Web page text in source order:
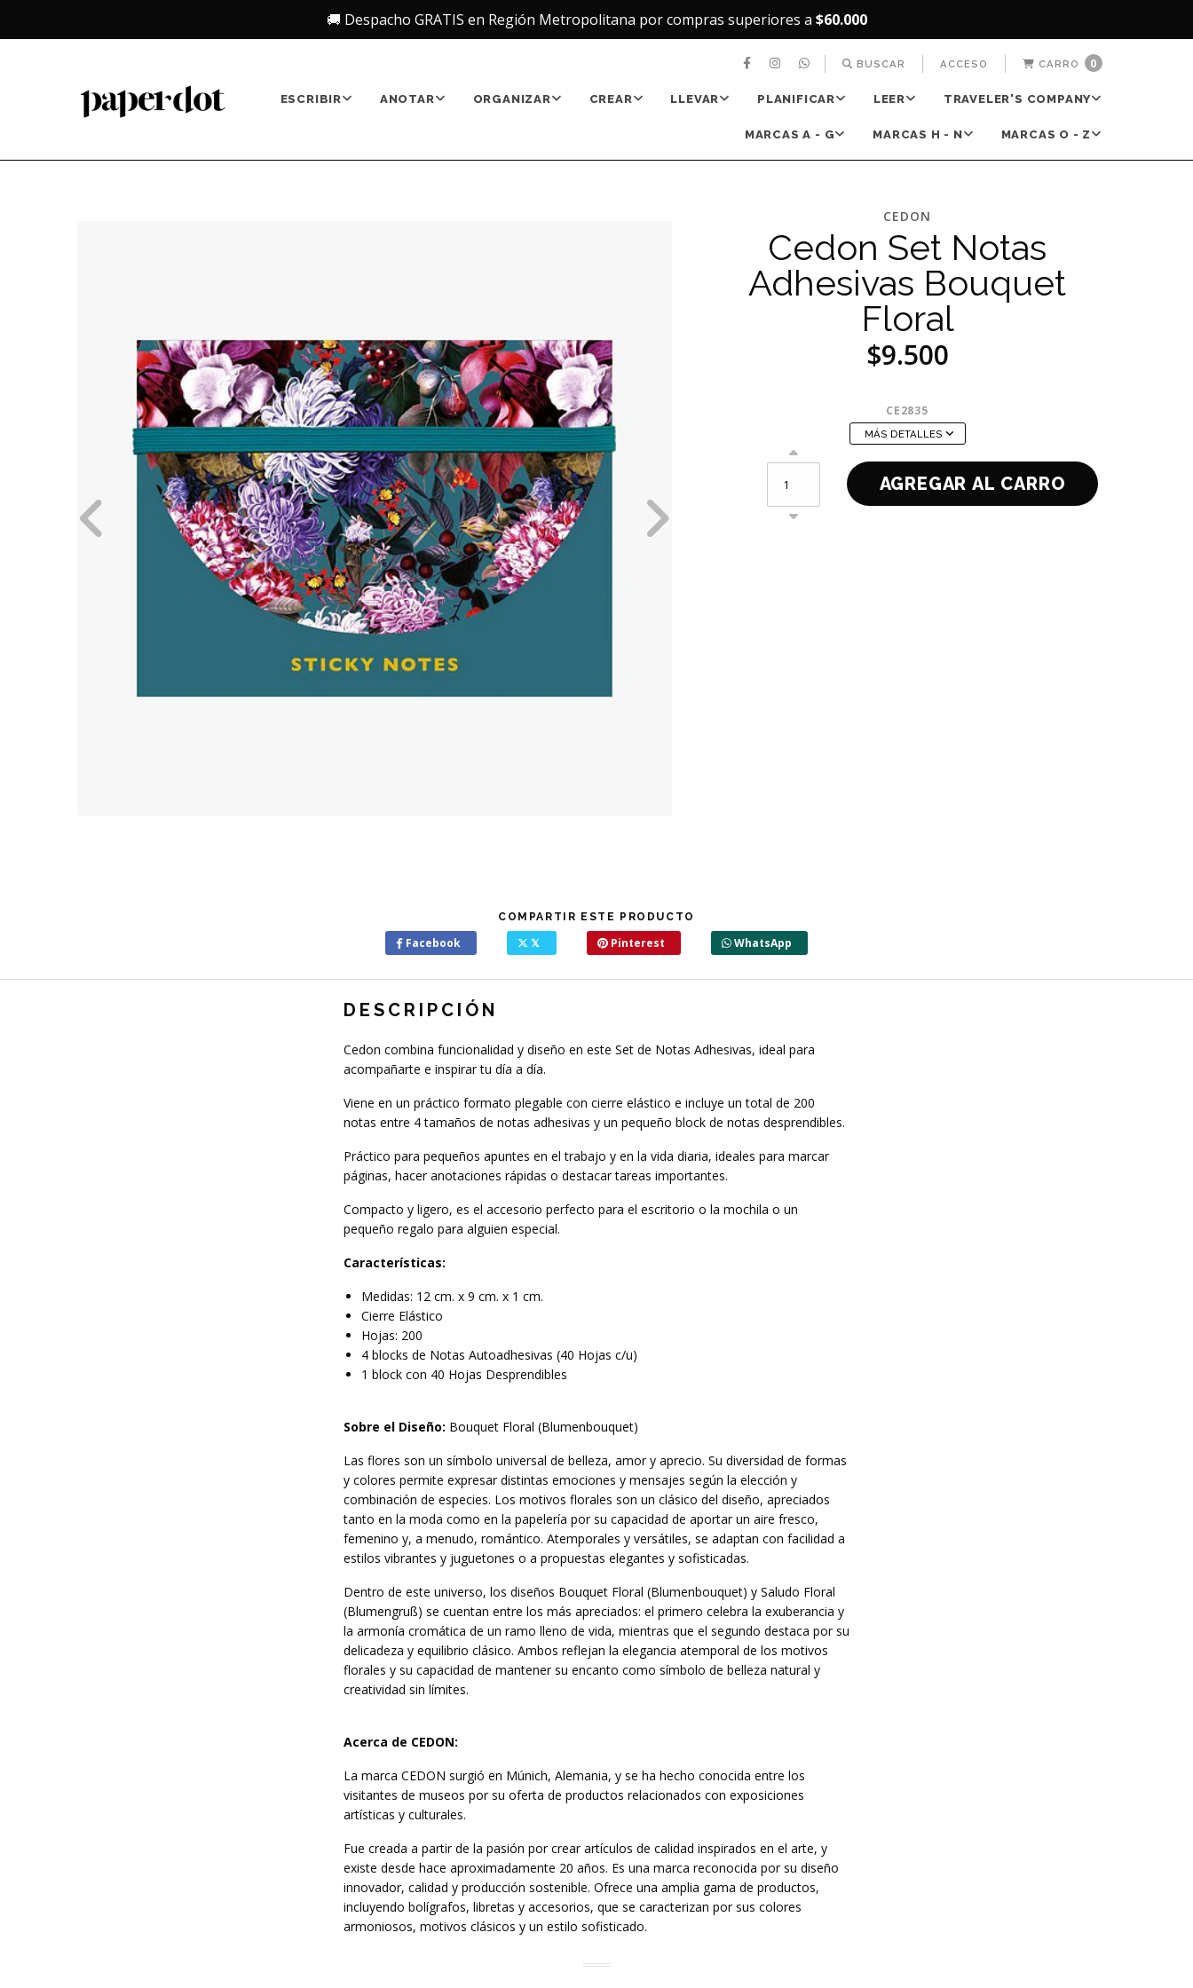
🚚 Despacho GRATIS en Región Metropolitana por compras superiores a $60.000
BUSCAR ACCESO CARRO 0
ESCRIBIR ANOTAR ORGANIZAR CREAR LLEVAR PLANIFICAR LEER TRAVELER'S COMPANY
MARCAS A - G MARCAS H - N MARCAS O - Z
CEDON
Cedon Set Notas
Adhesivas Bouquet
Floral
$9.500
CE2835
MÁS DETALLES
COMPARTIR ESTE PRODUCTO
Facebook 𝕏 Pinterest WhatsApp
DESCRIPCIÓN
Cedon combina funcionalidad y diseño en este Set de Notas Adhesivas, ideal para
acompañarte e inspirar tu día a día.
Viene en un práctico formato plegable con cierre elástico e incluye un total de 200
notas entre 4 tamaños de notas adhesivas y un pequeño block de notas desprendibles.
Práctico para pequeños apuntes en el trabajo y en la vida diaria, ideales para marcar
páginas, hacer anotaciones rápidas o destacar tareas importantes.
Compacto y ligero, es el accesorio perfecto para el escritorio o la mochila o un
pequeño regalo para alguien especial.
Características:
Medidas: 12 cm. x 9 cm. x 1 cm.
Cierre Elástico
Hojas: 200
4 blocks de Notas Autoadhesivas (40 Hojas c/u)
1 block con 40 Hojas Desprendibles
Sobre el Diseño: Bouquet Floral (Blumenbouquet)
Las flores son un símbolo universal de belleza, amor y aprecio. Su diversidad de formas
y colores permite expresar distintas emociones y mensajes según la elección y
combinación de especies. Los motivos florales son un clásico del diseño, apreciados
tanto en la moda como en la papelería por su capacidad de aportar un aire fresco,
femenino y, a menudo, romántico. Atemporales y versátiles, se adaptan con facilidad a
estilos vibrantes y juguetones o a propuestas elegantes y sofisticadas.
Dentro de este universo, los diseños Bouquet Floral (Blumenbouquet) y Saludo Floral
(Blumengruß) se cuentan entre los más apreciados: el primero celebra la exuberancia y
la armonía cromática de un ramo lleno de vida, mientras que el segundo destaca por su
delicadeza y equilibrio clásico. Ambos reflejan la elegancia atemporal de los motivos
florales y su capacidad de mantener su encanto como símbolo de belleza natural y
creatividad sin límites.
Acerca de CEDON:
La marca CEDON surgió en Múnich, Alemania, y se ha hecho conocida entre los
visitantes de museos por su oferta de productos relacionados con exposiciones
artísticas y culturales.
Fue creada a partir de la pasión por crear artículos de calidad inspirados en el arte, y
existe desde hace aproximadamente 20 años. Es una marca reconocida por su diseño
innovador, calidad y producción sostenible. Ofrece una amplia gama de productos,
incluyendo bolígrafos, libretas y accesorios, que se caracterizan por sus colores
armoniosos, motivos clásicos y un estilo sofisticado.